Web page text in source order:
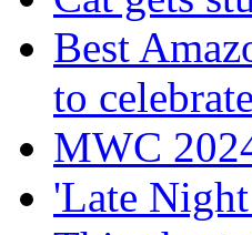
Best
to
MWC
'Late